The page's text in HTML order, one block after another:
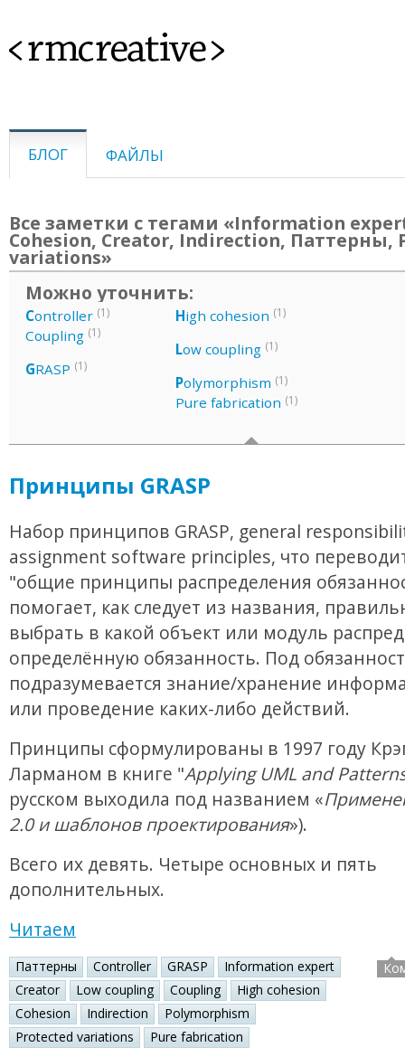
<rmcreative>
БЛОГ ФАЙЛЫ
Все заметки с тегами «Information
Cohesion, Creator, Indirection, Паттерны,
variations»
Можно уточнить:
Controller (1)
Coupling (1)
GRASP (1)
High cohesion (1)
Low coupling (1)
Polymorphism (1)
Pure fabrication (1)
Принципы GRASP
Набор принципов GRASP, general
assignment software principles, что
"общие принципы распределения
помогает, как следует из названия,
выбрать в какой объект или модуль
определённую обязанность. Под
подразумевается знание/хранение
или проведение каких-либо действий.
Принципы сформулированы в 1997 году
Ларманом в книге "Applying UML and
русском выходила под названием «
2.0 и шаблонов проектирования»).
Всего их девять. Четыре основных и пять
дополнительных.
Читаем
Паттерны Controller GRASP
Information expert
Creator
Low coupling Coupling
High cohesion
Cohesion
Indirection
Polymorphism
Protected variations
Pure fabrication